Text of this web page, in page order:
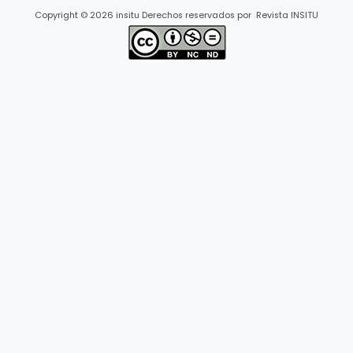
Copyright © 2026 insitu Derechos reservados por Revista INSITU